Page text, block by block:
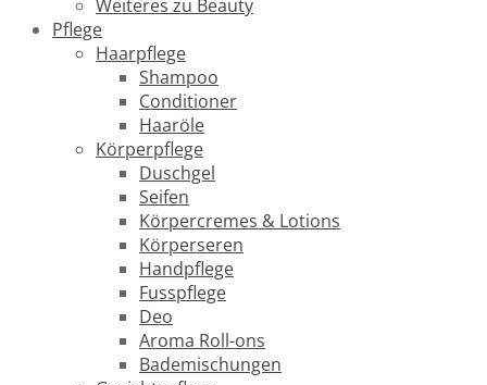
Weiteres zu Beauty
Pflege
Haarpflege
Shampoo
Conditioner
Haaröle
Körperpflege
Duschgel
Seifen
Körpercremes & Lotions
Körperseren
Handpflege
Fusspflege
Deo
Aroma Roll-ons
Bademischungen